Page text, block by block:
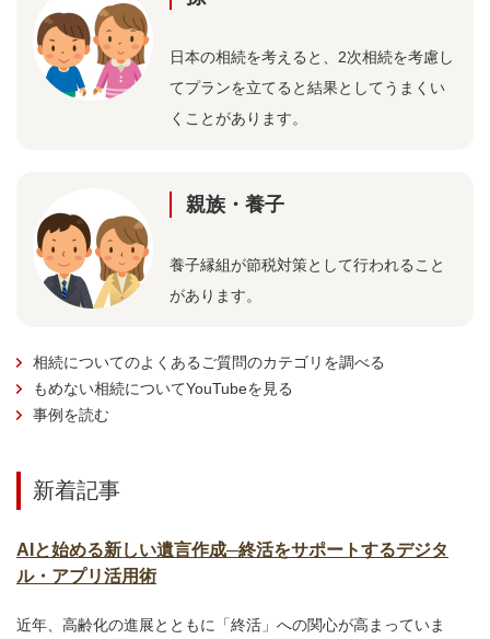
日本の相続を考えると、2次相続を考慮し
てプランを立てると結果としてうまくい
くことがあります。
親族・養子
養子縁組が節税対策として行われること
があります。
相続についてのよくあるご質問のカテゴリを調べる
もめない相続についてYouTubeを見る
事例を読む
新着記事
AIと始める新しい遺言作成─終活をサポートするデジタ
ル・アプリ活用術
近年、高齢化の進展とともに「終活」への関心が高まっていま